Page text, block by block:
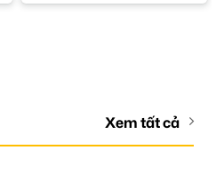
Xem tất cả